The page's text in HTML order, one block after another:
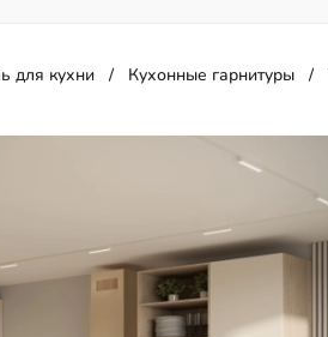
Для спальни
для кухни Кухонные гарнитуры